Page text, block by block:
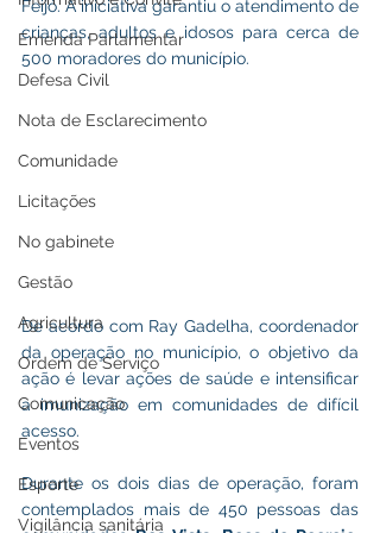
Emenda Parlamentar
Defesa Civil
Nota de Esclarecimento
Comunidade
Licitações
No gabinete
Gestão
Agricultura
Ordem de Serviço
Comunicação
Eventos
Esporte
Vigilância sanitária
Feijó. A iniciativa garantiu o atendimento de
crianças, adultos e idosos para cerca de
500 moradores do município.
De acordo com Ray Gadelha, coordenador
da operação no município, o objetivo da
ação é levar ações de saúde e intensificar
a imunização em comunidades de difícil
acesso.
Durante os dois dias de operação, foram
contemplados mais de 450 pessoas das